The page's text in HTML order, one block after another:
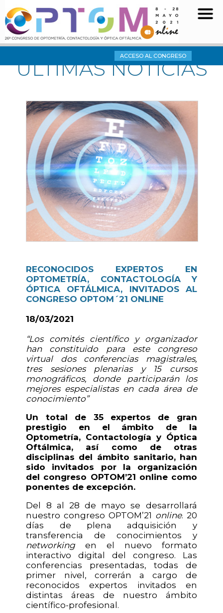
ACCESO AL CONGRESO
ÚLTIMAS NOTICIAS
RECONOCIDOS EXPERTOS EN
OPTOMETRÍA, CONTACTOLOGÍA Y
ÓPTICA OFTÁLMICA, INVITADOS AL
CONGRESO OPTOM´21 ONLINE
18/03/2021
“Los comités científico y organizador
han constituido para este congreso
virtual dos conferencias magistrales,
tres sesiones plenarias y 15 cursos
monográficos, donde participarán los
mejores especialistas en cada área de
conocimiento”
Un total de 35 expertos de gran
prestigio en el ámbito de la
Optometría, Contactología y Óptica
Oftálmica, así como de otras
disciplinas del ámbito sanitario, han
sido invitados por la organización
del congreso OPTOM’21 online como
ponentes de excepción.
Del 8 al 28 de mayo se desarrollará
nuestro congreso OPTOM’21 online. 20
días de plena adquisición y
transferencia de conocimientos y
networking en el nuevo formato
interactivo digital del congreso. Las
conferencias presentadas, todas de
primer nivel, correrán a cargo de
reconocidos expertos invitados en
distintas áreas de nuestro ámbito
científico-profesional.